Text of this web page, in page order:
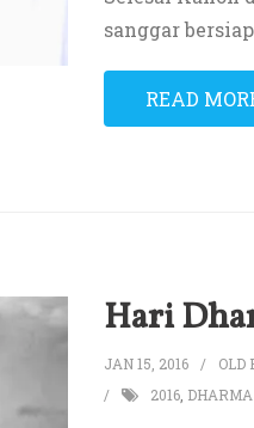
sanggar bersiap
READ
Hari
JAN 15, 2016 OLD
2016,